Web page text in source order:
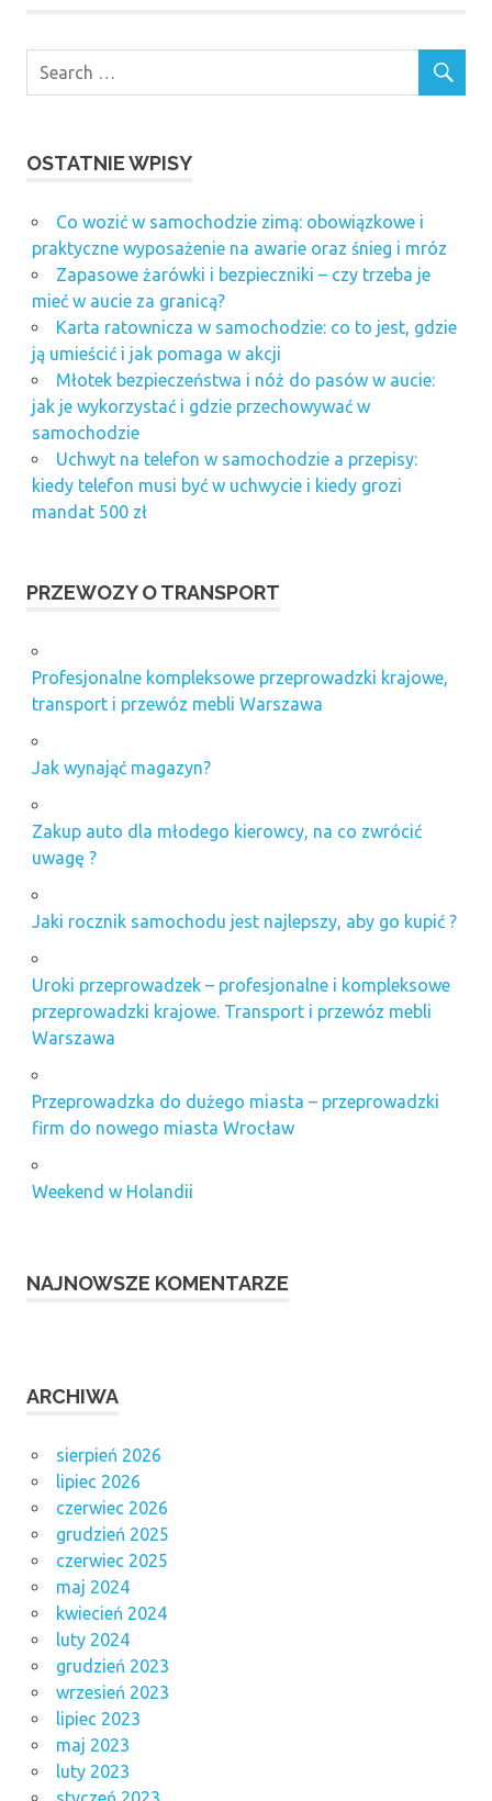
OSTATNIE WPISY
Co wozić w samochodzie zimą: obowiązkowe i
praktyczne wyposażenie na awarie oraz śnieg i mróz
Zapasowe żarówki i bezpieczniki – czy trzeba je
mieć w aucie za granicą?
Karta ratownicza w samochodzie: co to jest, gdzie
ją umieścić i jak pomaga w akcji
Młotek bezpieczeństwa i nóż do pasów w aucie:
jak je wykorzystać i gdzie przechowywać w
samochodzie
Uchwyt na telefon w samochodzie a przepisy:
kiedy telefon musi być w uchwycie i kiedy grozi
mandat 500 zł
PRZEWOZY O TRANSPORT
Profesjonalne kompleksowe przeprowadzki krajowe,
transport i przewóz mebli Warszawa
Jak wynająć magazyn?
Zakup auto dla młodego kierowcy, na co zwrócić
uwagę ?
Jaki rocznik samochodu jest najlepszy, aby go kupić ?
Uroki przeprowadzek – profesjonalne i kompleksowe
przeprowadzki krajowe. Transport i przewóz mebli
Warszawa
Przeprowadzka do dużego miasta – przeprowadzki
firm do nowego miasta Wrocław
Weekend w Holandii
NAJNOWSZE KOMENTARZE
ARCHIWA
sierpień 2026
lipiec 2026
czerwiec 2026
grudzień 2025
czerwiec 2025
maj 2024
kwiecień 2024
luty 2024
grudzień 2023
wrzesień 2023
lipiec 2023
maj 2023
luty 2023